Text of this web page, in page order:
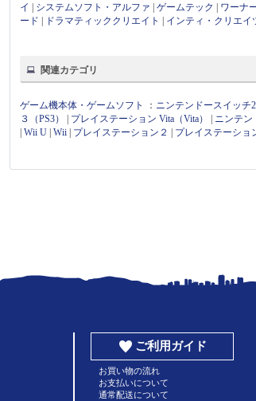
イ
システムソフト・アルファ |ゲームテック ワーナ
ード
ドラマティッククリエイト インティ・クリエイ
関連カテゴリ
ゲーム機本体・ゲームソフト ： ニンテンドースイッチ
３（PS3）
プレイステーション Vita（Vita） ニンテン
|Wii U |Wii プレイステーション２ プレイステーショ
ご利用ガイド
お買い物の流れ
お支払いについて
通常配送について